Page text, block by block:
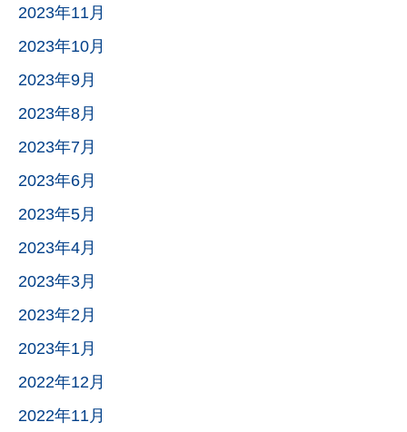
2023年11月
2023年10月
2023年9月
2023年8月
2023年7月
2023年6月
2023年5月
2023年4月
2023年3月
2023年2月
2023年1月
2022年12月
2022年11月